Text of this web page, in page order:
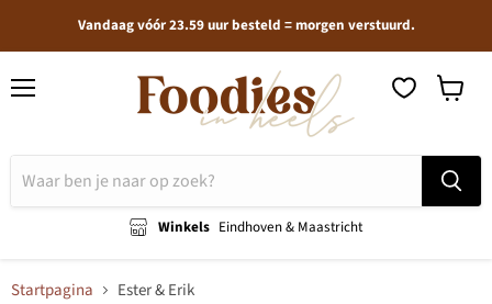
Vandaag vóór 23.59 uur besteld = morgen verstuurd.
Winkels Eindhoven & Maastricht
Startpagina Ester & Erik